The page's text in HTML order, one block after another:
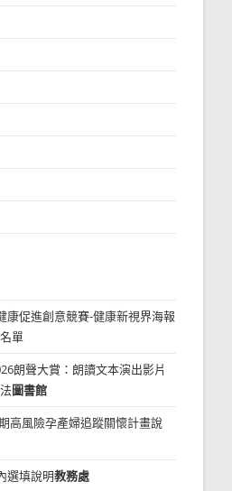
康促進創意競賽-健康新視界海報
單
朗聲大賞：朗讀文本演出影片
圖書館
高風險孕產婦追蹤關懷計畫說
選填說明教務處